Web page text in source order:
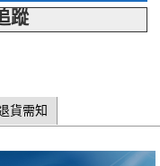
蹤
貨需知